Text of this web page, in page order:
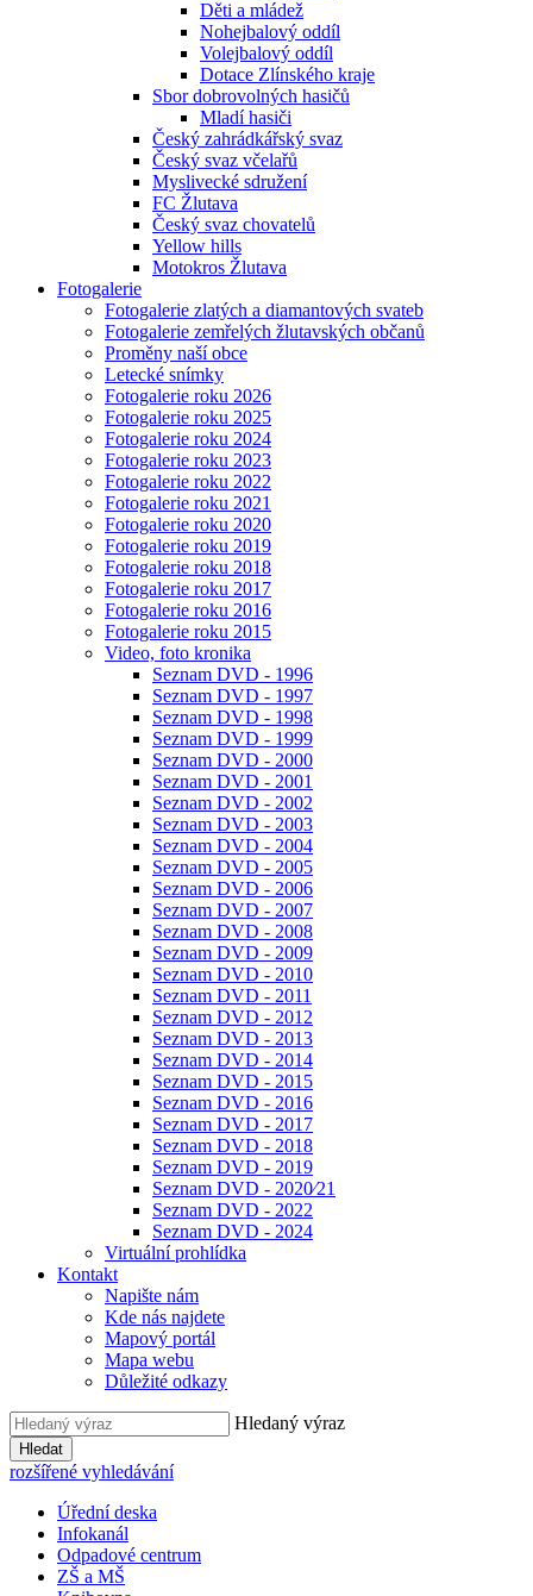
Děti a mládež
Nohejbalový oddíl
Volejbalový oddíl
Dotace Zlínského kraje
Sbor dobrovolných hasičů
Mladí hasiči
Český zahrádkářský svaz
Český svaz včelařů
Myslivecké sdružení
FC Žlutava
Český svaz chovatelů
Yellow hills
Motokros Žlutava
Fotogalerie
Fotogalerie zlatých a diamantových svateb
Fotogalerie zemřelých žlutavských občanů
Proměny naší obce
Letecké snímky
Fotogalerie roku 2026
Fotogalerie roku 2025
Fotogalerie roku 2024
Fotogalerie roku 2023
Fotogalerie roku 2022
Fotogalerie roku 2021
Fotogalerie roku 2020
Fotogalerie roku 2019
Fotogalerie roku 2018
Fotogalerie roku 2017
Fotogalerie roku 2016
Fotogalerie roku 2015
Video, foto kronika
Seznam DVD - 1996
Seznam DVD - 1997
Seznam DVD - 1998
Seznam DVD - 1999
Seznam DVD - 2000
Seznam DVD - 2001
Seznam DVD - 2002
Seznam DVD - 2003
Seznam DVD - 2004
Seznam DVD - 2005
Seznam DVD - 2006
Seznam DVD - 2007
Seznam DVD - 2008
Seznam DVD - 2009
Seznam DVD - 2010
Seznam DVD - 2011
Seznam DVD - 2012
Seznam DVD - 2013
Seznam DVD - 2014
Seznam DVD - 2015
Seznam DVD - 2016
Seznam DVD - 2017
Seznam DVD - 2018
Seznam DVD - 2019
Seznam DVD - 2020⁄21
Seznam DVD - 2022
Seznam DVD - 2024
Virtuální prohlídka
Kontakt
Napište nám
Kde nás najdete
Mapový portál
Mapa webu
Důležité odkazy
Hledaný výraz
Hledat
rozšířené vyhledávání
Úřední deska
Infokanál
Odpadové centrum
ZŠ a MŠ